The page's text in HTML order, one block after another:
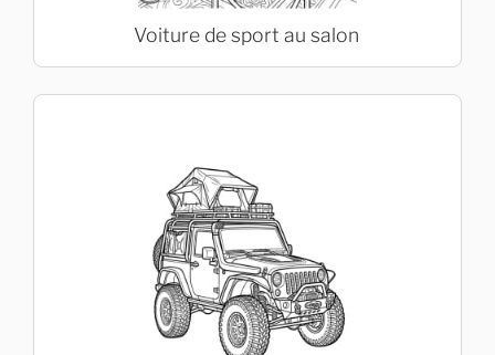
Voiture de sport au salon